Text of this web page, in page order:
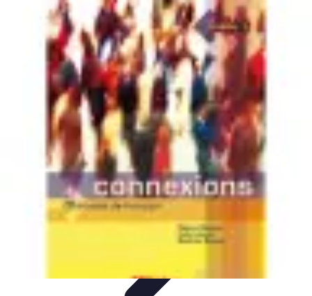
Fibre Internet Maison
Optimisation Équipement
Avantages de la
TendancesComprendre la Fibre
Fibre Internet Maison